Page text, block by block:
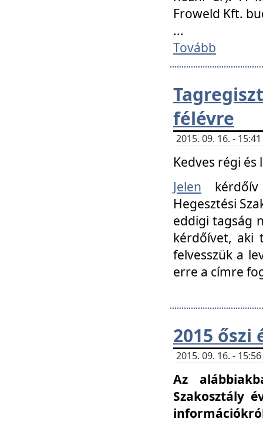
Froweld Kft.
...
Tovább
félévre
2015. 09. 16. -
Kedves régi
Jelen
Hegesztési
eddigi tagság
kérdőívet, aki
felvesszük a
erre a címre
2015 őszi
2015. 09. 16. -
Az
Szakosztály